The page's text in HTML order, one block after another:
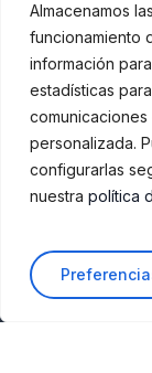
Almacenamos
funcionamiento
información
estadísticas
personalizada.
configurarlas
nuestra política
Blog/
YET TV
SOBRE
Quienes